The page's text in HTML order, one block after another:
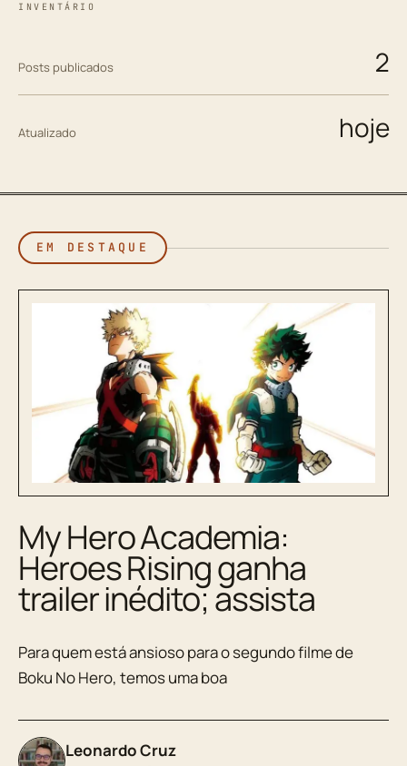
INVENTÁRIO
Posts publicados 2
Atualizado hoje
EM DESTAQUE
My Hero Academia:
Heroes Rising ganha
trailer inédito; assista
Para quem está ansioso para o segundo filme de
Boku No Hero, temos uma boa
Leonardo Cruz